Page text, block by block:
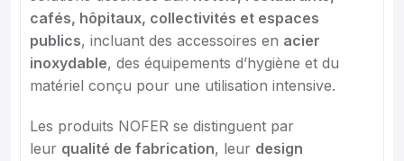
cafés, hôpitaux, collectivités et espaces
publics, incluant des accessoires en acier
inoxydable, des équipements d’hygiène et du
matériel conçu pour une utilisation intensive.
Les produits NOFER se distinguent par
leur qualité de fabrication, leur design